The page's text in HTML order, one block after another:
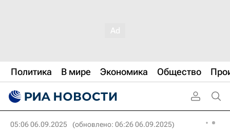
Политика В мире Экономика Общество
05:06 06.09.2025 (обновлено: 06:26 06.09.2025)